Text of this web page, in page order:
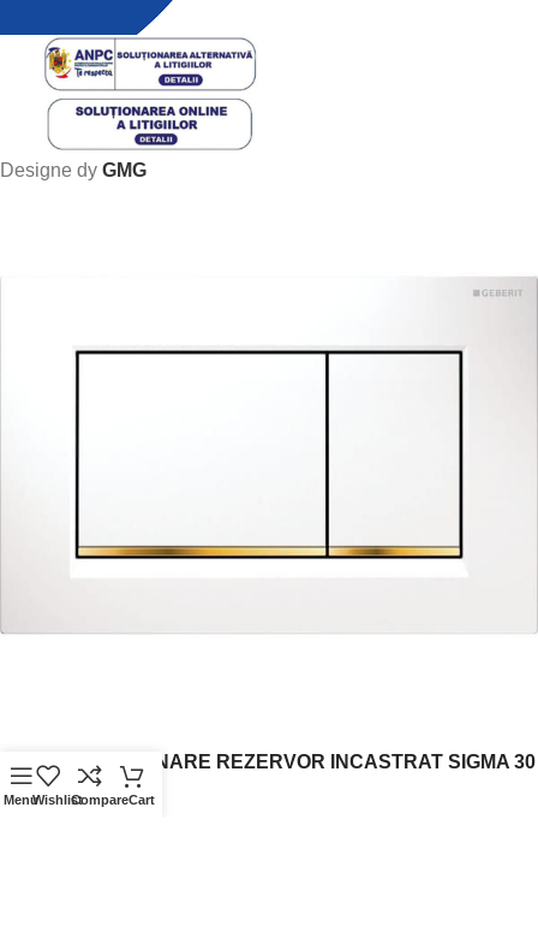
Designe dy GMG
CLAPETA ACTIONARE REZERVOR INCASTRAT SIGMA 30
ALB-AURIU-ALB
MenuWishlistCompareCart